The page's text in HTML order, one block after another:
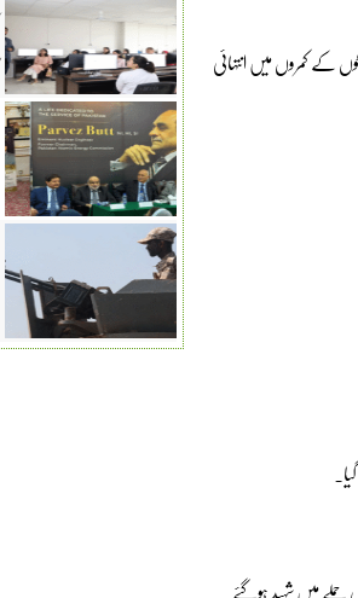
کے پاس ایجنٹوں کے کمروں میں انتہائی